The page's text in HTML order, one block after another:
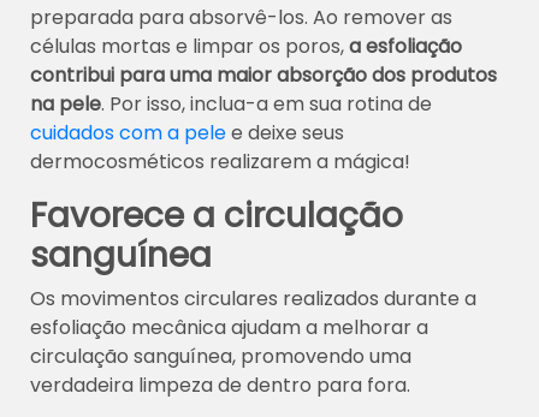
preparada para absorvê-los. Ao remover as
células mortas e limpar os poros,a esfoliação
contribui para uma maior absorção dos produtos
na pele. Por isso, inclua-a em sua rotina de
cuidados com a pelee deixe seus
dermocosméticos realizarem a mágica!
Favorece a circulação
sanguínea
Os movimentos circulares realizados durante a
esfoliação mecânica ajudam a melhorar a
circulação sanguínea, promovendo uma
verdadeira limpeza de dentro para fora.